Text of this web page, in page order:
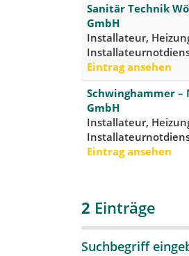
Sanitär Technik
GmbH
Installateur,
Eintrag ansehen
Schwinghammer –
GmbH
Installateur,
Eintrag ansehen
2 Einträge
Suchbegriff